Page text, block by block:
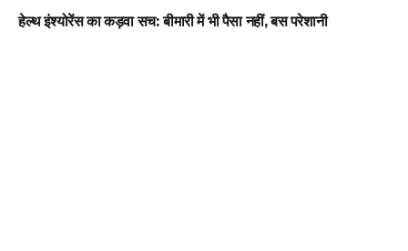
हेल्थ इंश्योरेंस का कड़वा सच: बीमारी में भी पैसा नहीं, बस परेशानी